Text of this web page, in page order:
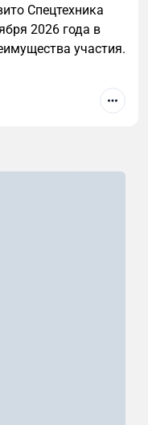
Спецтехника
2026 года в
участия.